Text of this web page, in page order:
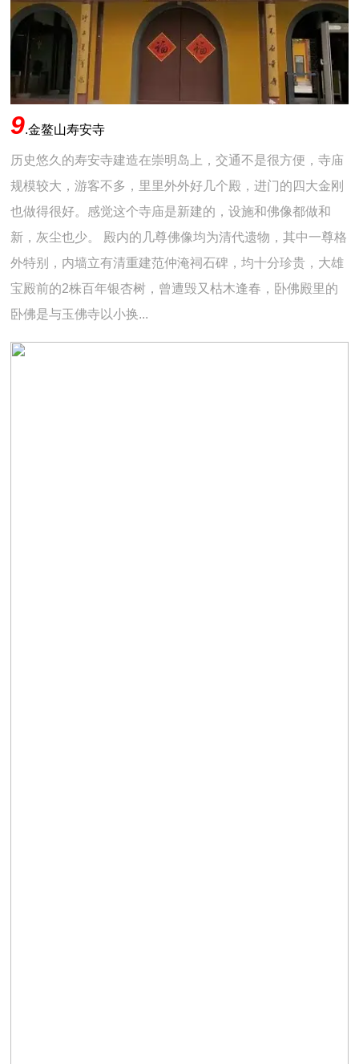
9.金鳌山寿安寺
历史悠久的寿安寺建造在崇明岛上，交通不是很方便，寺庙
规模较大，游客不多，里里外外好几个殿，进门的四大金刚
也做得很好。感觉这个寺庙是新建的，设施和佛像都做和
新，灰尘也少。 殿内的几尊佛像均为清代遗物，其中一尊格
外特别，内墙立有清重建范仲淹祠石碑，均十分珍贵，大雄
宝殿前的2株百年银杏树，曾遭毁又枯木逢春，卧佛殿里的
卧佛是与玉佛寺以小换...